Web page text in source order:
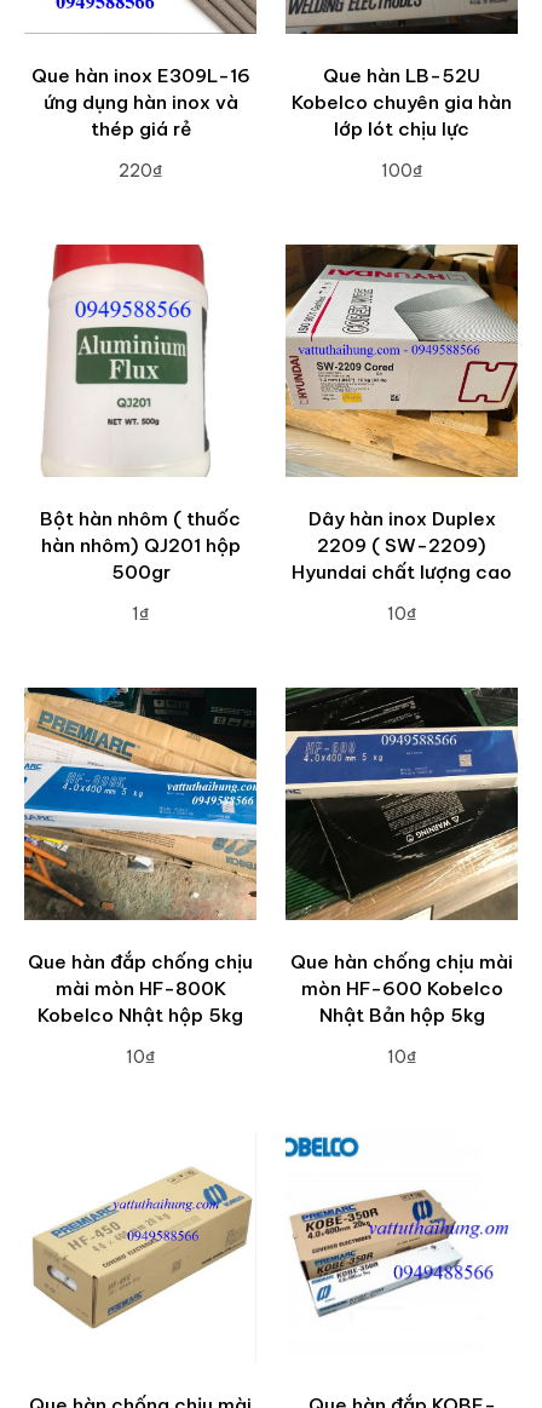
Que hàn inox E309L-16
ứng dụng hàn inox và
thép giá rẻ
220₫
Que hàn LB-52U
Kobelco chuyên gia hàn
lớp lót chịu lực
100₫
Bột hàn nhôm ( thuốc
hàn nhôm) QJ201 hộp
500gr
1₫
Dây hàn inox Duplex
2209 ( SW-2209)
Hyundai chất lượng cao
10₫
Que hàn đắp chống chịu
mài mòn HF-800K
Kobelco Nhật hộp 5kg
10₫
Que hàn chống chịu mài
mòn HF-600 Kobelco
Nhật Bản hộp 5kg
10₫